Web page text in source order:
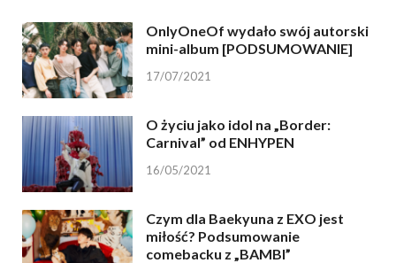
OnlyOneOf wydało swój autorski
mini-album [PODSUMOWANIE]
17/07/2021
O życiu jako idol na „Border:
Carnival” od ENHYPEN
16/05/2021
Czym dla Baekyuna z EXO jest
miłość? Podsumowanie
comebacku z „BAMBI”